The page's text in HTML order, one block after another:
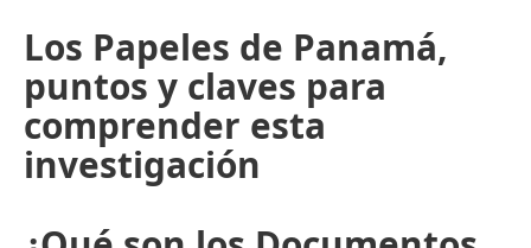
Los Papeles de Panamá,
puntos y claves para
comprender esta
investigación